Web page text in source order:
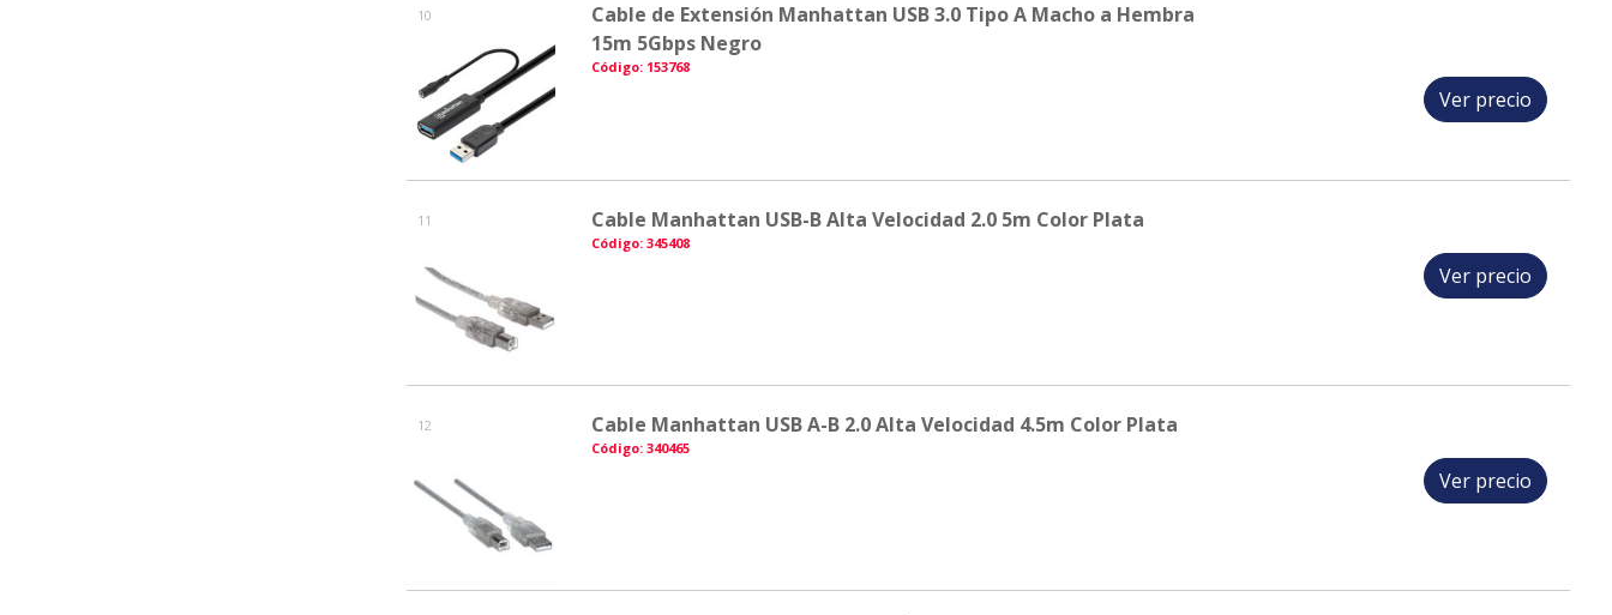
10
Cable de Extensión Manhattan USB 3.0 Tipo A Macho a Hembra
15m 5Gbps Negro
Código: 153768
Ver precio
11 Cable Manhattan USB-B Alta Velocidad 2.0 5m Color Plata
Código: 345408
Ver precio
12 Cable Manhattan USB A-B 2.0 Alta Velocidad 4.5m Color Plata
Código: 340465
Ver precio